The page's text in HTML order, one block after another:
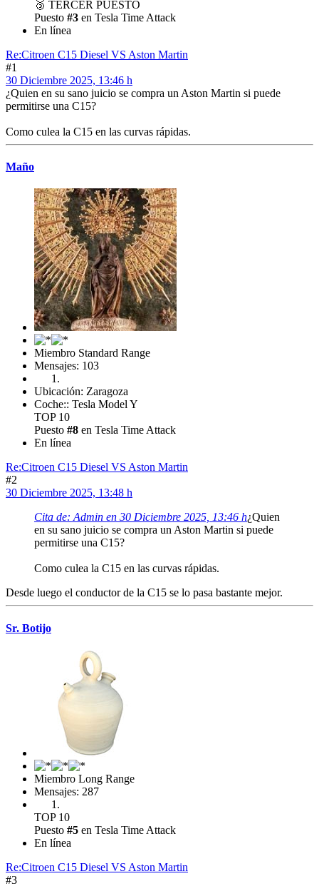
🥉 TERCER PUESTO
Puesto #3 en Tesla Time Attack
En línea
Re:Citroen C15 Diesel VS Aston Martin
#1
30 Diciembre 2025, 13:46 h
¿Quien en su sano juicio se compra un Aston Martin si puede
permitirse una C15?
Como culea la C15 en las curvas rápidas.
Maño
Miembro Standard Range
Mensajes: 103
Ubicación: Zaragoza
Coche:: Tesla Model Y
TOP 10
Puesto #8 en Tesla Time Attack
En línea
Re:Citroen C15 Diesel VS Aston Martin
#2
30 Diciembre 2025, 13:48 h
Cita de: Admin en 30 Diciembre 2025, 13:46 h¿Quien
en su sano juicio se compra un Aston Martin si puede
permitirse una C15?
Como culea la C15 en las curvas rápidas.
Desde luego el conductor de la C15 se lo pasa bastante mejor.
Sr. Botijo
Miembro Long Range
Mensajes: 287
TOP 10
Puesto #5 en Tesla Time Attack
En línea
Re:Citroen C15 Diesel VS Aston Martin
#3